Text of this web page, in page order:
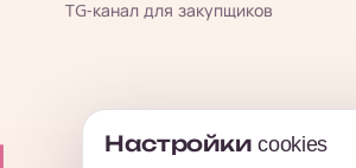
TG-канал для закупщиков
Настройки cookies